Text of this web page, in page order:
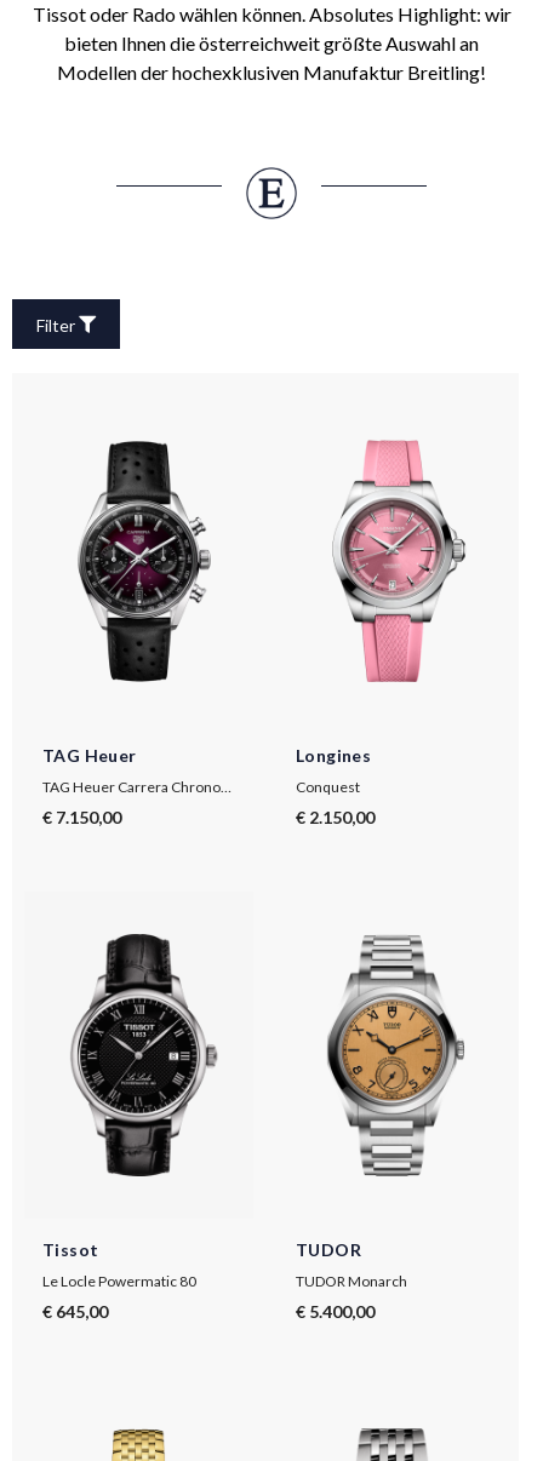
Tissot oder Rado wählen können. Absolutes Highlight: wir
bieten Ihnen die österreichweit größte Auswahl an
Modellen der hochexklusiven Manufaktur Breitling!
Filter
TAG Heuer
€ 7.150,00
Longines
Conquest
€ 2.150,00
Tissot
Le Locle Powermatic 80
€ 645,00
TUDOR
TUDOR Monarch
€ 5.400,00